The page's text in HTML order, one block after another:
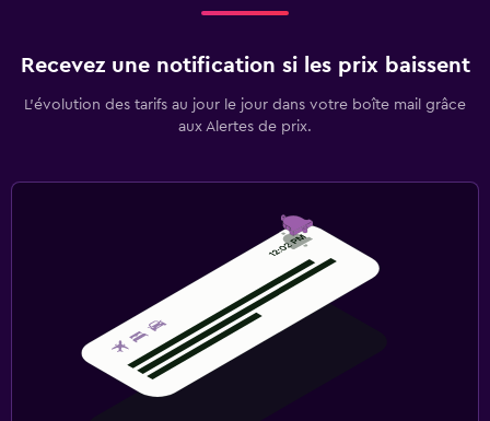
Recevez une notification si les prix baissent
L’évolution des tarifs au jour le jour dans votre boîte mail grâce
aux Alertes de prix.